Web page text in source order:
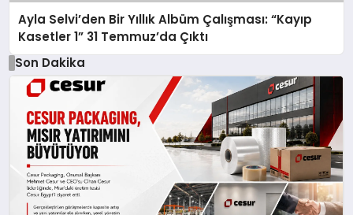
Ayla Selvi’den Bir Yıllık Albüm Çalışması: “Kayıp
Kasetler 1” 31 Temmuz’da Çıktı
Son Dakika